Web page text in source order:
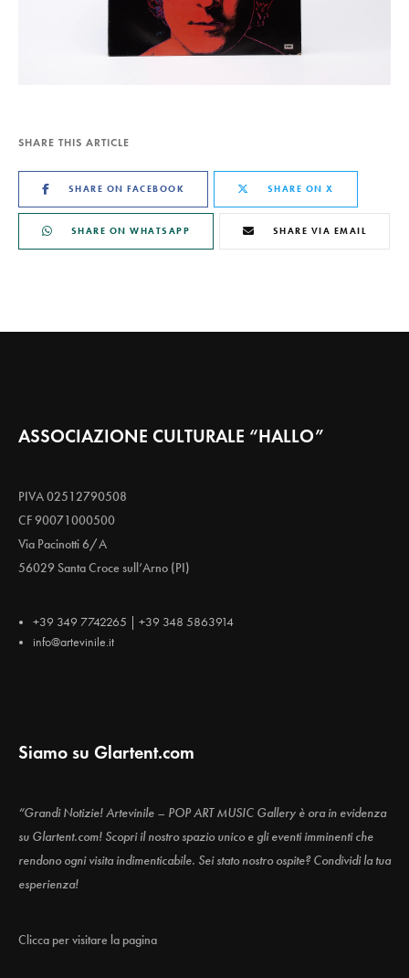
SHARE THIS ARTICLE
SHARE ON FACEBOOK SHARE ON X
SHARE ON WHATSAPP SHARE VIA EMAIL
ASSOCIAZIONE CULTURALE “HALLO”
PIVA 02512790508
CF 90071000500
Via Pacinotti 6/A
56029 Santa Croce sull’Arno (PI)
+39 349 7742265 | +39 348 5863914
info@artevinile.it
Siamo su Glartent.com
“Grandi Notizie! Artevinile – POP ART MUSIC Gallery è ora in evidenza
su Glartent.com! Scopri il nostro spazio unico e gli eventi imminenti che
rendono ogni visita indimenticabile. Sei stato nostro ospite? Condividi la tua
esperienza!
Clicca per visitare la pagina